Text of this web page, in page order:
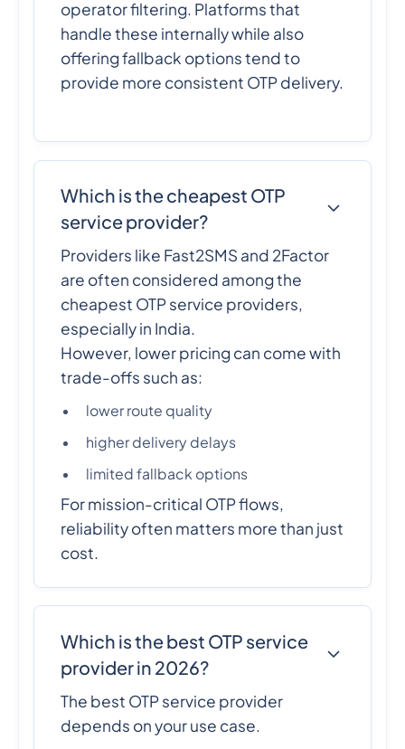
operator filtering. Platforms that
handle these internally while also
offering fallback options tend to
provide more consistent OTP delivery.
Which is the cheapest OTP
service provider?
Providers like Fast2SMS and 2Factor
are often considered among the
cheapest OTP service providers,
especially in India.
However, lower pricing can come with
trade-offs such as:
lower route quality
higher delivery delays
limited fallback options
For mission-critical OTP flows,
reliability often matters more than just
cost.
Which is the best OTP service
provider in 2026?
The best OTP service provider
depends on your use case.